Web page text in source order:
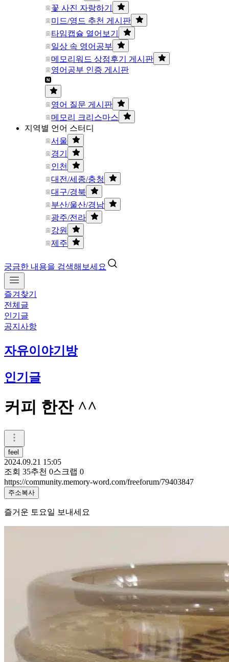
꽃 사진 자랑하기
미드/영드 추천 게시판
타임캡슐 열어보기
일상 속 영어공부
메모리워드 상점후기 게시판
영어공부 인증 게시판
영어 질문 게시판
메모리 크리스마스
지역별 언어 스터디
서울
경기
인천
대전/세종/충청
대구/경북
부산/울산/경남
광주/전라
강원
제주
궁금한 내용을 검색해보세요
즐겨찾기
전체글
인기글
공지사항
자유이야기방
인기글
커피 한잔 ^^
feel
2024.09.21 15:05
조회 35추천 0스크랩 0
https://community.memory-word.com/freeforum/79403847
주소복사
즐거운 토요일 보내세요